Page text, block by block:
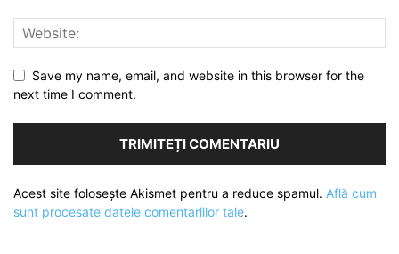
Save my name, email, and website in this browser for the
next time I comment.
Acest site folosește Akismet pentru a reduce spamul. Află cum
sunt procesate datele comentariilor tale.